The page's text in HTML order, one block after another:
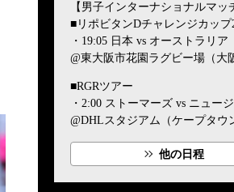
【男子インターナショナルマッ
■リポビタンDチャレンジカップ
・19:05 日本 vs オーストラリア
@東大阪市花園ラグビー場（大
■RGRツアー
・2:00 ストーマーズ vs ニュー
@DHLスタジアム（ケープタウ
他の日程